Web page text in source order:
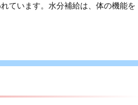
ています。水分補給は、体の機能を